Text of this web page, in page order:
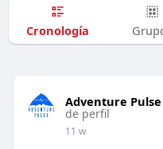
Cronología
Adventure
de perfil
11 w